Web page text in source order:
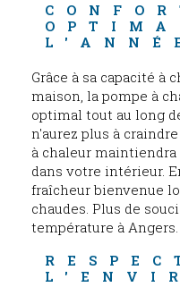
Grâce à sa capacité à
maison, la pompe à
optimal tout au long
n'aurez plus à
à chaleur
dans votre intérieur.
fraîcheur bienvenue
chaudes. Plus de
température à Angers.